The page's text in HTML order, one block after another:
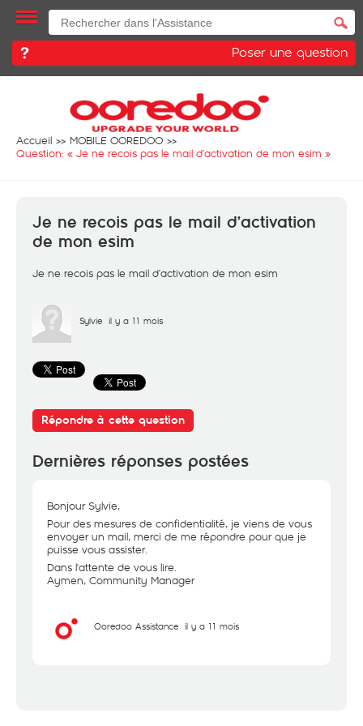
Poser une question
Accueil
MOBILE OOREDOO
Question: « Je ne recois pas le mail d’activation de mon esim »
Je ne recois pas le mail d’activation
de mon esim
Je ne recois pas le mail d’activation de mon esim
Sylvie il y a 11 mois
Répondre à cette question
Dernières réponses postées
Bonjour Sylvie,
Pour des mesures de confidentialité, je viens de vous
envoyer un mail, merci de me répondre pour que je
puisse vous assister.
Dans l'attente de vous lire.
Aymen, Community Manager
Ooredoo Assistance il y a 11 mois